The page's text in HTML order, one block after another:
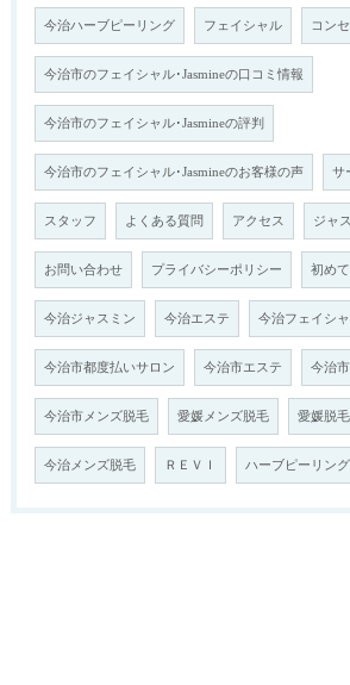
今治ハーブピーリング フェイシャル コン
今治市のフェイシャル･Jasmineの口コミ情報
今治市のフェイシャル･Jasmineの評判
今治市のフェイシャル･Jasmineのお客様の声 サ
スタッフ よくある質問 アクセス ジャ
お問い合わせ プライバシーポリシー 初めて
今治ジャスミン 今治エステ 今治フェイシ
今治市都度払いサロン 今治市エステ 今治
今治市メンズ脱毛 愛媛メンズ脱毛 愛媛脱毛
今治メンズ脱毛 ＲＥＶＩ ハーブピーリング